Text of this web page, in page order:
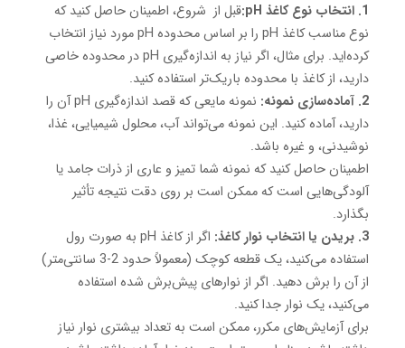
1. انتخاب نوع کاغذ pH:
قبل از شروع، اطمینان حاصل کنید که
نوع مناسب کاغذ pH را بر اساس محدوده pH مورد نیاز انتخاب
کرده‌اید. برای مثال، اگر نیاز به اندازه‌گیری pH در محدوده خاصی
دارید، از کاغذ با محدوده باریک‌تر استفاده کنید.
2. آماده‌سازی نمونه:
نمونه مایعی که قصد اندازه‌گیری pH آن را
دارید، آماده کنید. این نمونه می‌تواند آب، محلول شیمیایی، غذا،
نوشیدنی، و غیره باشد.
اطمینان حاصل کنید که نمونه شما تمیز و عاری از ذرات جامد یا
آلودگی‌هایی است که ممکن است بر روی دقت نتیجه تأثیر
بگذارد.
3. بریدن یا انتخاب نوار کاغذ:
اگر از کاغذ pH به صورت رول
استفاده می‌کنید، یک قطعه کوچک (معمولاً حدود 2-3 سانتی‌متر)
از آن را برش دهید. اگر از نوارهای پیش‌برش شده استفاده
می‌کنید، یک نوار جدا کنید.
برای آزمایش‌های مکرر، ممکن است به تعداد بیشتری نوار نیاز